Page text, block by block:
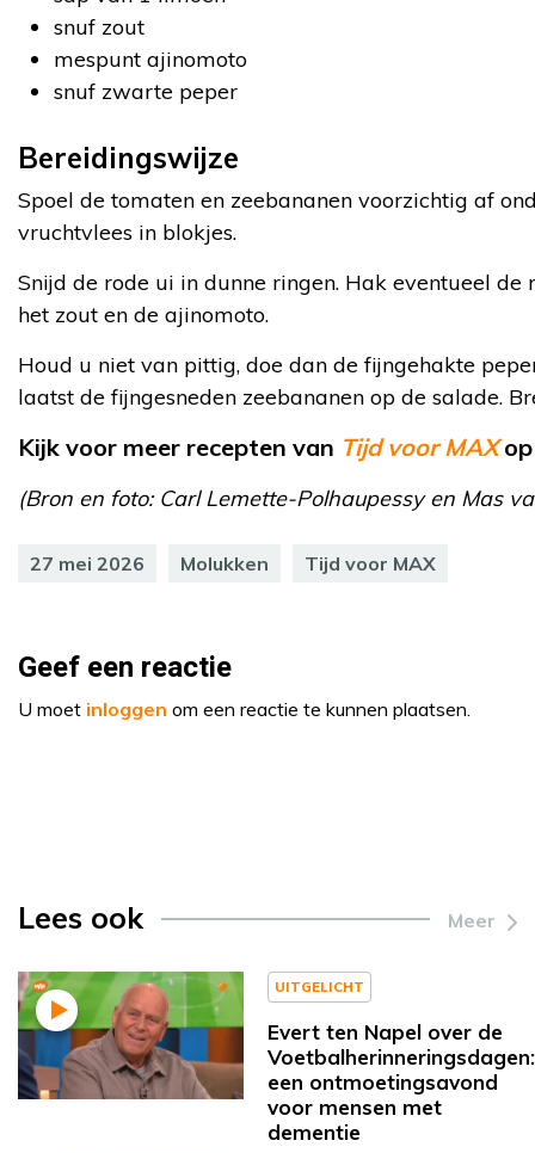
snuf zout
mespunt ajinomoto
snuf zwarte peper
Bereidingswijze
Spoel de tomaten en zeebananen voorzichtig af
vruchtvlees in blokjes.
Snijd de rode ui in dunne ringen. Hak eventueel
het zout en de ajinomoto.
Houd u niet van pittig, doe dan de fijngehakte
laatst de fijngesneden zeebananen op de salade.
Kijk voor meer recepten van Tijd voor MAX op
(Bron en foto: Carl Lemette-Polhaupessy en Mas
27 mei 2026 Molukken Tijd voor MAX
Geef een reactie
U moet inloggen om een reactie te kunnen plaatsen.
Lees ook Meer
UITGELICHT
Evert ten Napel over de
Voetbalherinneringsdagen:
een ontmoetingsavond
voor mensen met
dementie